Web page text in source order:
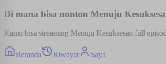
Di mana bisa nonton Menuju
Kamu bisa streaming Menuju Kesuksesan full
Beranda Riwayat Saya